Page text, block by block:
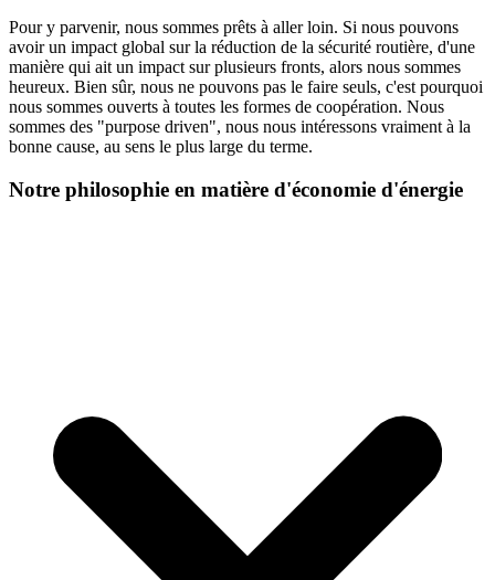
Pour y parvenir, nous sommes prêts à aller loin. Si nous pouvons
avoir un impact global sur la réduction de la sécurité routière, d'une
manière qui ait un impact sur plusieurs fronts, alors nous sommes
heureux. Bien sûr, nous ne pouvons pas le faire seuls, c'est pourquoi
nous sommes ouverts à toutes les formes de coopération. Nous
sommes des "purpose driven", nous nous intéressons vraiment à la
bonne cause, au sens le plus large du terme.
Notre philosophie en matière d'économie d'énergie